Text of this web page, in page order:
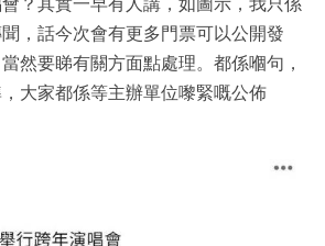
，話今次會有更多門票可以公開發
然要睇有關方面點處理。都係嗰句，
大家都係等主辦單位嚟緊嘅公佈